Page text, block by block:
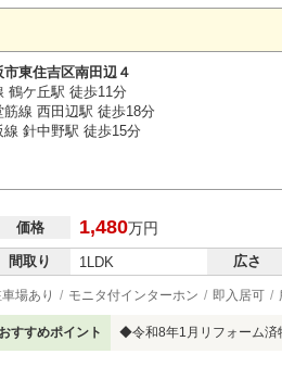
東住吉区南田辺４
鶴ケ丘駅 徒歩11分
筋線 西田辺駅 徒歩18分
線 針中野駅 徒歩15分
価格 1,480万円
間取り 1LDK 広さ
場あり モニタ付インターホン 即入居可
おすすめポイント ◆令和8年1月リフォーム済